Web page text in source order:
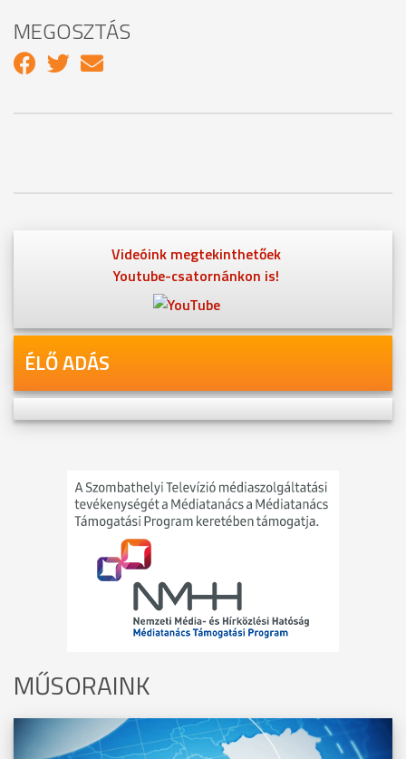
MEGOSZTÁS
Videóink megtekinthetőek
Youtube-csatornánkon is!
ÉLŐ ADÁS
MŰSORAINK